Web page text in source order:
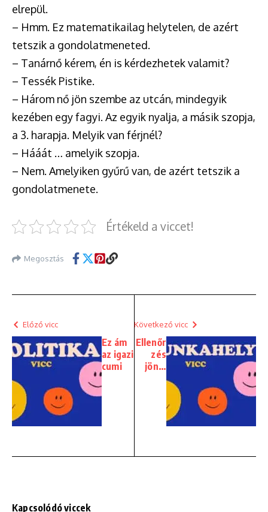
elrepül.
– Hmm. Ez matematikailag helytelen, de azért
tetszik a gondolatmeneted.
– Tanárnő kérem, én is kérdezhetek valamit?
– Tessék Pistike.
– Három nő jön szembe az utcán, mindegyik
kezében egy fagyi. Az egyik nyalja, a másik szopja,
a 3. harapja. Melyik van férjnél?
– Hááát … amelyik szopja.
– Nem. Amelyiken gyűrű van, de azért tetszik a
gondolatmenete.
Értékeld a viccet!
Megosztás
Előző vicc
Ez ám
az igazi
cumi
Következő vicc
Ellenőr
zés
jön…
Kapcsolódó viccek